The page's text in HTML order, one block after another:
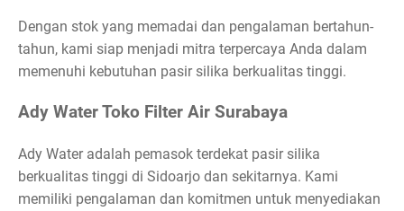
Dengan stok yang memadai dan pengalaman bertahun-
tahun, kami siap menjadi mitra terpercaya Anda dalam
memenuhi kebutuhan pasir silika berkualitas tinggi.
Ady Water Toko Filter Air Surabaya
Ady Water adalah pemasok terdekat pasir silika
berkualitas tinggi di Sidoarjo dan sekitarnya. Kami
memiliki pengalaman dan komitmen untuk menyediakan